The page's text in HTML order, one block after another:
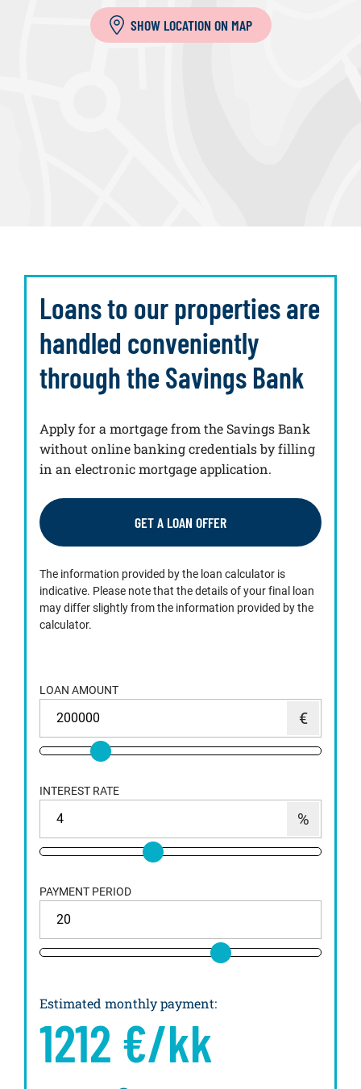
SHOW LOCATION ON MAP
Loans to our properties are
handled conveniently
through the Savings Bank
Apply for a mortgage from the Savings Bank
without online banking credentials by filling
in an electronic mortgage application.
GET A LOAN OFFER
The information provided by the loan calculator is
indicative. Please note that the details of your final loan
may differ slightly from the information provided by the
calculator.
LOAN AMOUNT
INTEREST RATE
PAYMENT PERIOD
Estimated monthly payment:
1212 €/kk